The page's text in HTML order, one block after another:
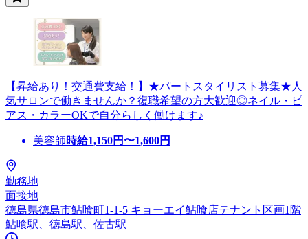
【昇給あり！交通費支給！】★パートスタイリスト募集★人
気サロンで働きませんか？復職希望の方大歓迎◎ネイル・ピ
アス・カラーOKで自分らしく働けます♪
美容師時給1,150円〜1,600円
勤務地
面接地
徳島県徳島市鮎喰町1-1-5 キョーエイ鮎喰店テナント区画1階
鮎喰駅、徳島駅、佐古駅